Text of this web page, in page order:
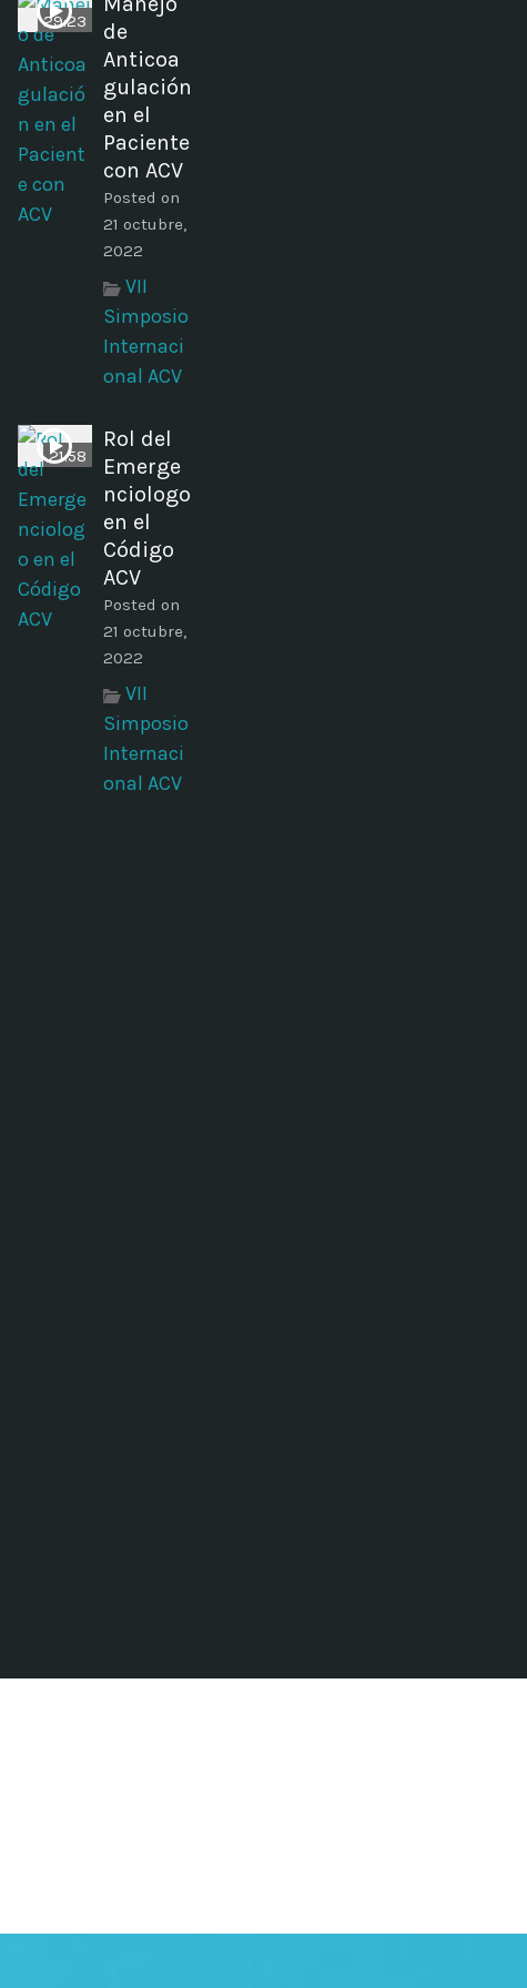
29:23
de
Anticoa
gulación
en el
Paciente
con ACV
Posted on
21 octubre,
2022
VII
Simposio
Internaci
onal ACV
21:58
Rol del
Emerge
nciologo
en el
Código
ACV
Posted on
21 octubre,
2022
VII
Simposio
Internaci
onal ACV